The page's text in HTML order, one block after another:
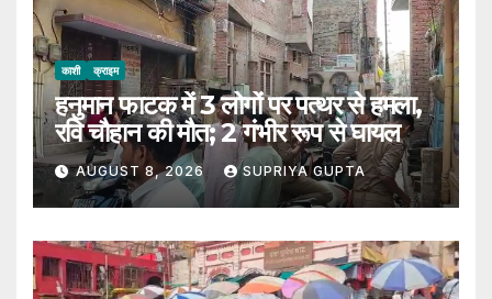
काशी क्राइम
हनुमान फाटक में 3 लोगों पर पत्थर से हमला,
रवि चौहान की मौत; 2 गंभीर रूप से घायल
AUGUST 8, 2026 SUPRIYA GUPTA